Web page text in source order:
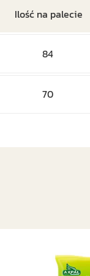
Ilość na palecie
84
70